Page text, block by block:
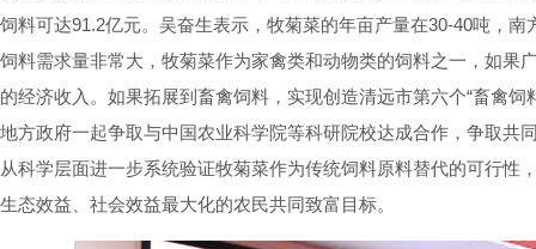
饲料可达91.2亿元。吴奋生表示，牧菊菜的年亩产量在30-40吨，
饲料需求量非常大，牧菊菜作为家禽类和动物类的饲料之一，如果
的经济收入。如果拓展到畜禽饲料，实现创造清远市第六个“畜禽
地方政府一起争取与中国农业科学院等科研院校达成合作，争取共
从科学层面进一步系统验证牧菊菜作为传统饲料原料替代的可行性
生态效益、社会效益最大化的农民共同致富目标。